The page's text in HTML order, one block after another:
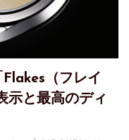
（フレイ
示と最高のディ